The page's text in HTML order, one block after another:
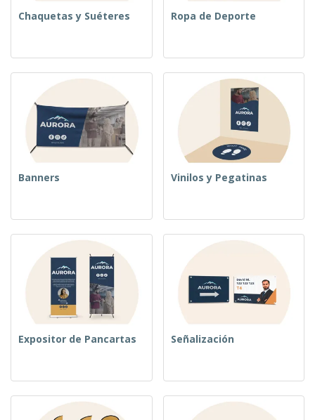
Chaquetas y Suéteres Ropa de Deporte
Banners Vinilos y Pegatinas
Expositor de Pancartas Señalización